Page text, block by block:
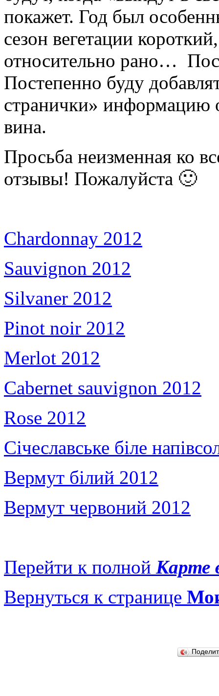
покажет. Год был
сезон вегетации
относительно рано…
Постепенно буду
странички» информацию
вина.
Просьба неизменная ко
отзывы! Пожалуйста 🙂
Chardonnay 2012
Sauvignon 2012
Silvaner 2012
Pinot noir 2012
Merlot 2012
Cabernet sauvignon 2012
Rose 2012
Січеславське біле
Вермут білий 2012
Вермут червоний 2012
Перейти к полной Карте
Вернуться к странице